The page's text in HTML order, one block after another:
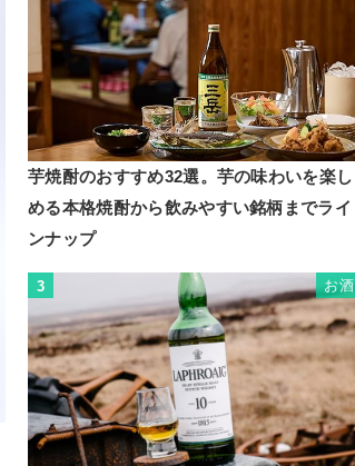
芋焼酎のおすすめ32選。芋の味わいを楽し
める本格焼酎から飲みやすい銘柄までライ
ンナップ
3 お酒